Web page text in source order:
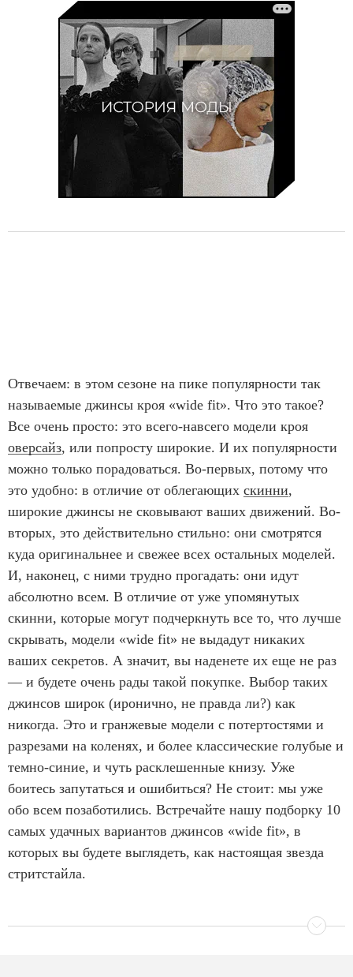
Отвечаем: в этом сезоне на пике популярности так
называемые джинсы кроя «wide fit». Что это такое?
Все очень просто: это всего-навсего модели кроя
оверсайз, или попросту широкие. И их популярности
можно только порадоваться. Во-первых, потому что
это удобно: в отличие от облегающих скинни,
широкие джинсы не сковывают ваших движений. Во-
вторых, это действительно стильно: они смотрятся
куда оригинальнее и свежее всех остальных моделей.
И, наконец, с ними трудно прогадать: они идут
абсолютно всем. В отличие от уже упомянутых
скинни, которые могут подчеркнуть все то, что лучше
скрывать, модели «wide fit» не выдадут никаких
ваших секретов. А значит, вы наденете их еще не раз
— и будете очень рады такой покупке. Выбор таких
джинсов широк (иронично, не правда ли?) как
никогда. Это и гранжевые модели с потертостями и
разрезами на коленях, и более классические голубые и
темно-синие, и чуть расклешенные книзу. Уже
боитесь запутаться и ошибиться? Не стоит: мы уже
обо всем позаботились. Встречайте нашу подборку 10
самых удачных вариантов джинсов «wide fit», в
которых вы будете выглядеть, как настоящая звезда
стритстайла.